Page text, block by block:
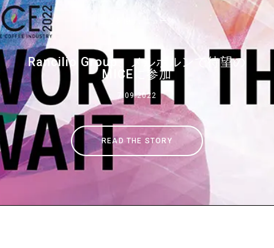
Rancilio Group、メルボルンで待望の
MICEに参加
7.09.2022
READ THE STORY
Our brands
グループ
ニュース